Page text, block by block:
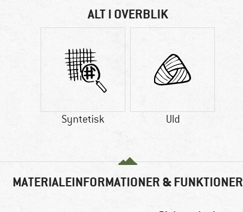
ALT I OVERBLIK
Syntetisk Uld
MATERIALEINFORMATIONER & FUNKTIONER